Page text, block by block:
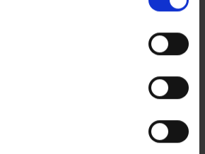
sui cookie o facendo clic
sulla tua posizione
un'approssimazione di qualche
tuo dispositivo, scansionandolo